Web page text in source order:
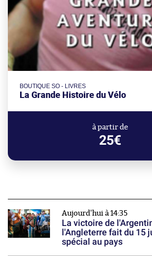
BOUTIQUE SO - LIVRES
La Grande Histoire du Vélo
à partir de
25€
Aujourd'hui à 14:35
La victoire de
l'Angleterre fait du 15
spécial au pays